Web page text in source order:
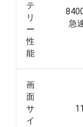
テ
リ
ー
性
能
急
画
面
サ
イ